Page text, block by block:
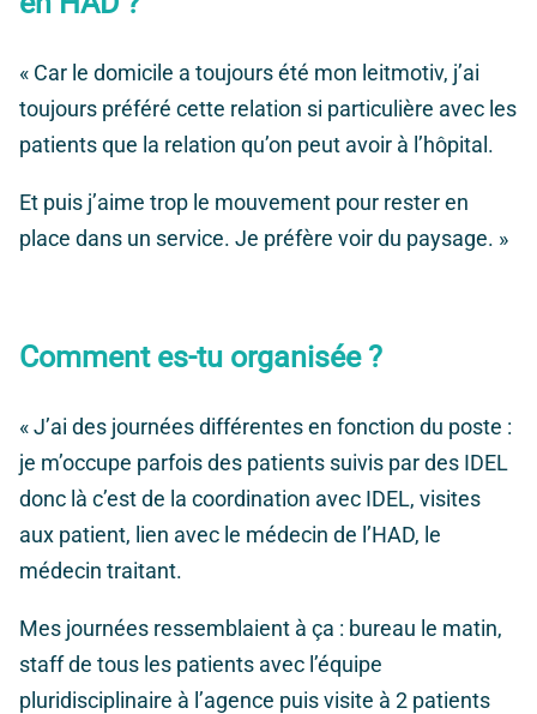
« Car le domicile a toujours été mon leitmotiv, j’ai
toujours préféré cette relation si particulière avec les
patients que la relation qu’on peut avoir à l’hôpital.
Et puis j’aime trop le mouvement pour rester en
place dans un service. Je préfère voir du paysage. »
Comment es-tu organisée ?
« J’ai des journées différentes en fonction du poste :
je m’occupe parfois des patients suivis par des IDEL
donc là c’est de la coordination avec IDEL, visites
aux patient, lien avec le médecin de l’HAD, le
médecin traitant.
Mes journées ressemblaient à ça : bureau le matin,
staff de tous les patients avec l’équipe
pluridisciplinaire à l’agence puis visite à 2 patients